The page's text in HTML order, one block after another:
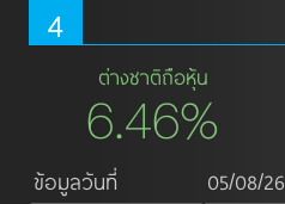
4
ต่างชาติถือหุ้น
6.46%
ข้อมูลวันที่
05/08/26